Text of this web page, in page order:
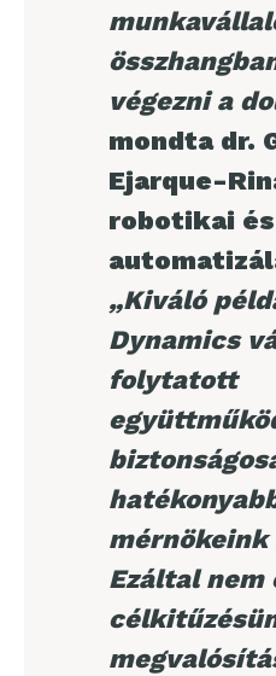
végezni a
mondta dr.
Ejarque-
robotikai és
„Kiváló
Dynamics
folytatott
Ezáltal nem